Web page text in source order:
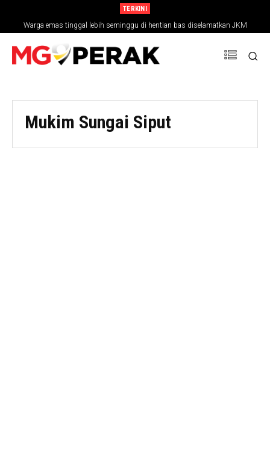
TERKINI
Warga emas tinggal lebih seminggu di hentian bas diselamatkan JKM
Mukim Sungai Siput